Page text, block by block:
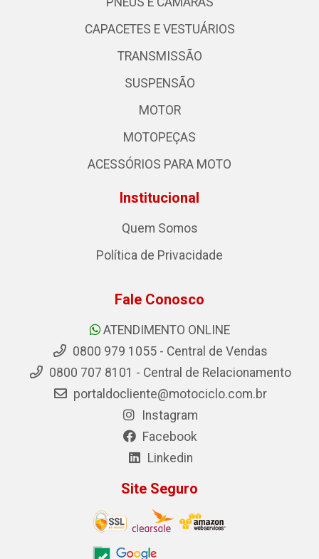
CAPACETES E VESTUÁRIOS
TRANSMISSÃO
SUSPENSÃO
MOTOR
MOTOPEÇAS
ACESSÓRIOS PARA MOTO
Institucional
Quem Somos
Política de Privacidade
Fale Conosco
ATENDIMENTO ONLINE
0800 979 1055 - Central de Vendas
0800 707 8101 - Central de Relacionamento
portaldocliente@motociclo.com.br
Instagram
Facebook
Linkedin
Site Seguro